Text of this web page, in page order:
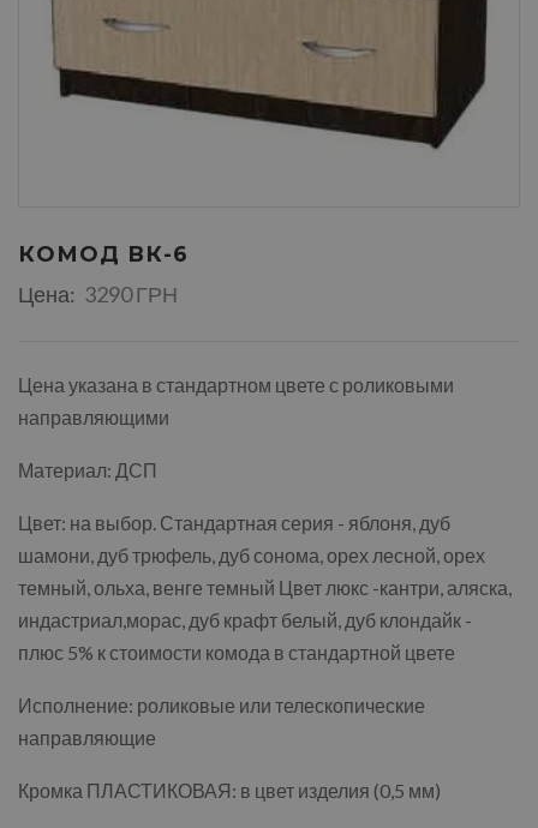
КОМОД ВК-6
Цена: 3290 ГРН
Цена указана в стандартном цвете с роликовыми
направляющими
Материал: ДСП
Цвет: на выбор. Стандартная серия - яблоня, дуб
шамони, дуб трюфель, дуб сонома, орех лесной, орех
темный, ольха, венге темный Цвет люкс -кантри, аляска,
индастриал,морас, дуб крафт белый, дуб клондайк -
плюс 5% к стоимости комода в стандартной цвете
Исполнение: роликовые или телескопические
направляющие
Кромка ПЛАСТИКОВАЯ: в цвет изделия (0,5 мм)